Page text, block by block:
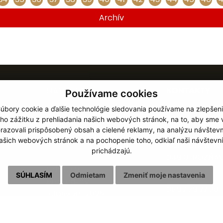
Používame cookies
cookie a ďalšie technológie sledovania používame na
zážitku z prehliadania našich webových stránok, na to, aby sme
prispôsobený obsah a cielené reklamy, na analýzu
webových stránok a na pochopenie toho, odkiaľ naši
prichádzajú.
SÚHLASÍM Odmietam Zmeniť moje nastavenia
Archív
NAVIGÁCIA
Diecéza
Inštitúcie
Schematizmus
Hospodárska správa
Pre kňazov
cirkev
biskupstvo
Nám. baníkov